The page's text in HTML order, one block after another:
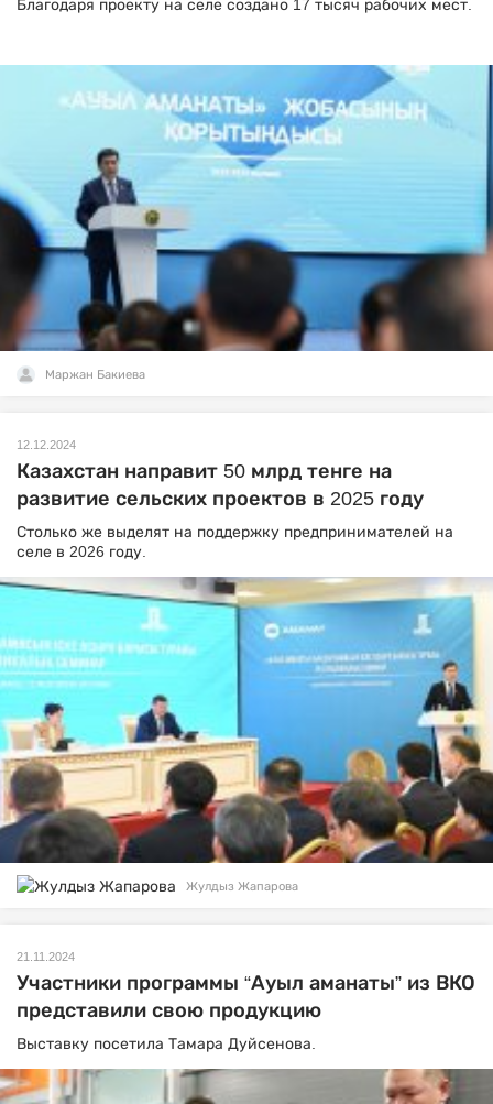
Благодаря проекту на селе создано 17 тысяч рабочих мест.
Маржан Бакиева
12.12.2024
Казахстан направит 50 млрд тенге на
развитие сельских проектов в 2025 году
Столько же выделят на поддержку предпринимателей на
селе в 2026 году.
Жулдыз Жапарова
21.11.2024
Участники программы “Ауыл аманаты” из ВКО
представили свою продукцию
Выставку посетила Тамара Дуйсенова.